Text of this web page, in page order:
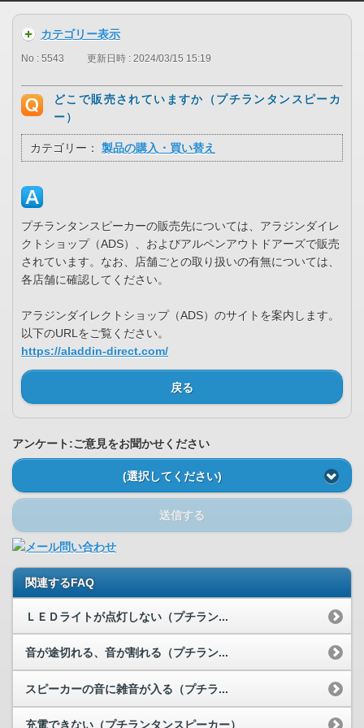
カテゴリー表示
No : 5543 更新日時 : 2024/03/15 15:19
どこで販売されていますか（プチランタンスピーカ
ー）
カテゴリー： 製品の購入・買い替え
プチランタンスピーカーの販売先については、アラジンダイレ
クトショップ（ADS）、およびアルペンアウトドアーズで販売
されています。なお、店舗ごとの取り扱いの有無については、
各店舗に確認してください。
アラジンダイレクトショップ（ADS）のサイトを案内します。
以下のURLをご覧ください。
https://aladdin-direct.com/
戻る
アンケート:ご意見をお聞かせください
(選択してください)
送信する
関連するFAQ
ＬＥＤライトが点灯しない（プチラン...
音が途切れる、音が割れる（プチラン...
スピーカーの音に雑音が入る（プチラ...
充電できない（プチランタンスピーカー）